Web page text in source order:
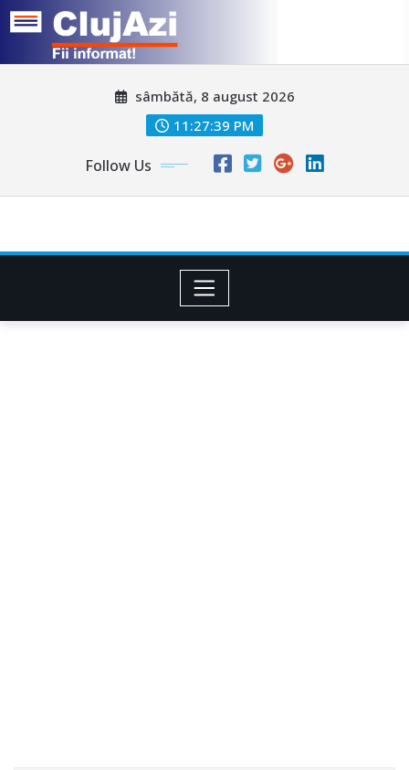
sâmbătă, 8 august 2026
11:27:42 PM
Follow Us